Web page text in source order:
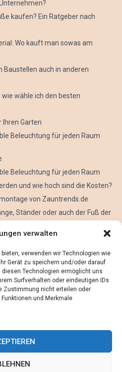
verwalten
verwenden wir Technologien wie
Gerät zu speichern und/oder darauf
Technologien ermöglicht uns
Surfverhalten oder eindeutigen IDs
Zustimmung nicht erteilen oder
und Merkmale
kaufen? Ein Ratgeber nach
Wo kauft man sowas am
auch in anderen
wähle ich den besten
Ihren Garten
Beleuchtung für jeden Raum
Beleuchtung für jeden Raum
und wie hoch sind die Kosten?
von Zauntrends.de
Ständer oder auch der Fuß der